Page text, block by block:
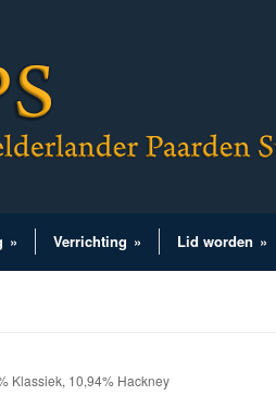
» Verrichting » Lid worden »
Klassiek, 10,94% Hackney